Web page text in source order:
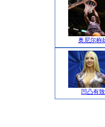
奥尼尔称
凹凸有致